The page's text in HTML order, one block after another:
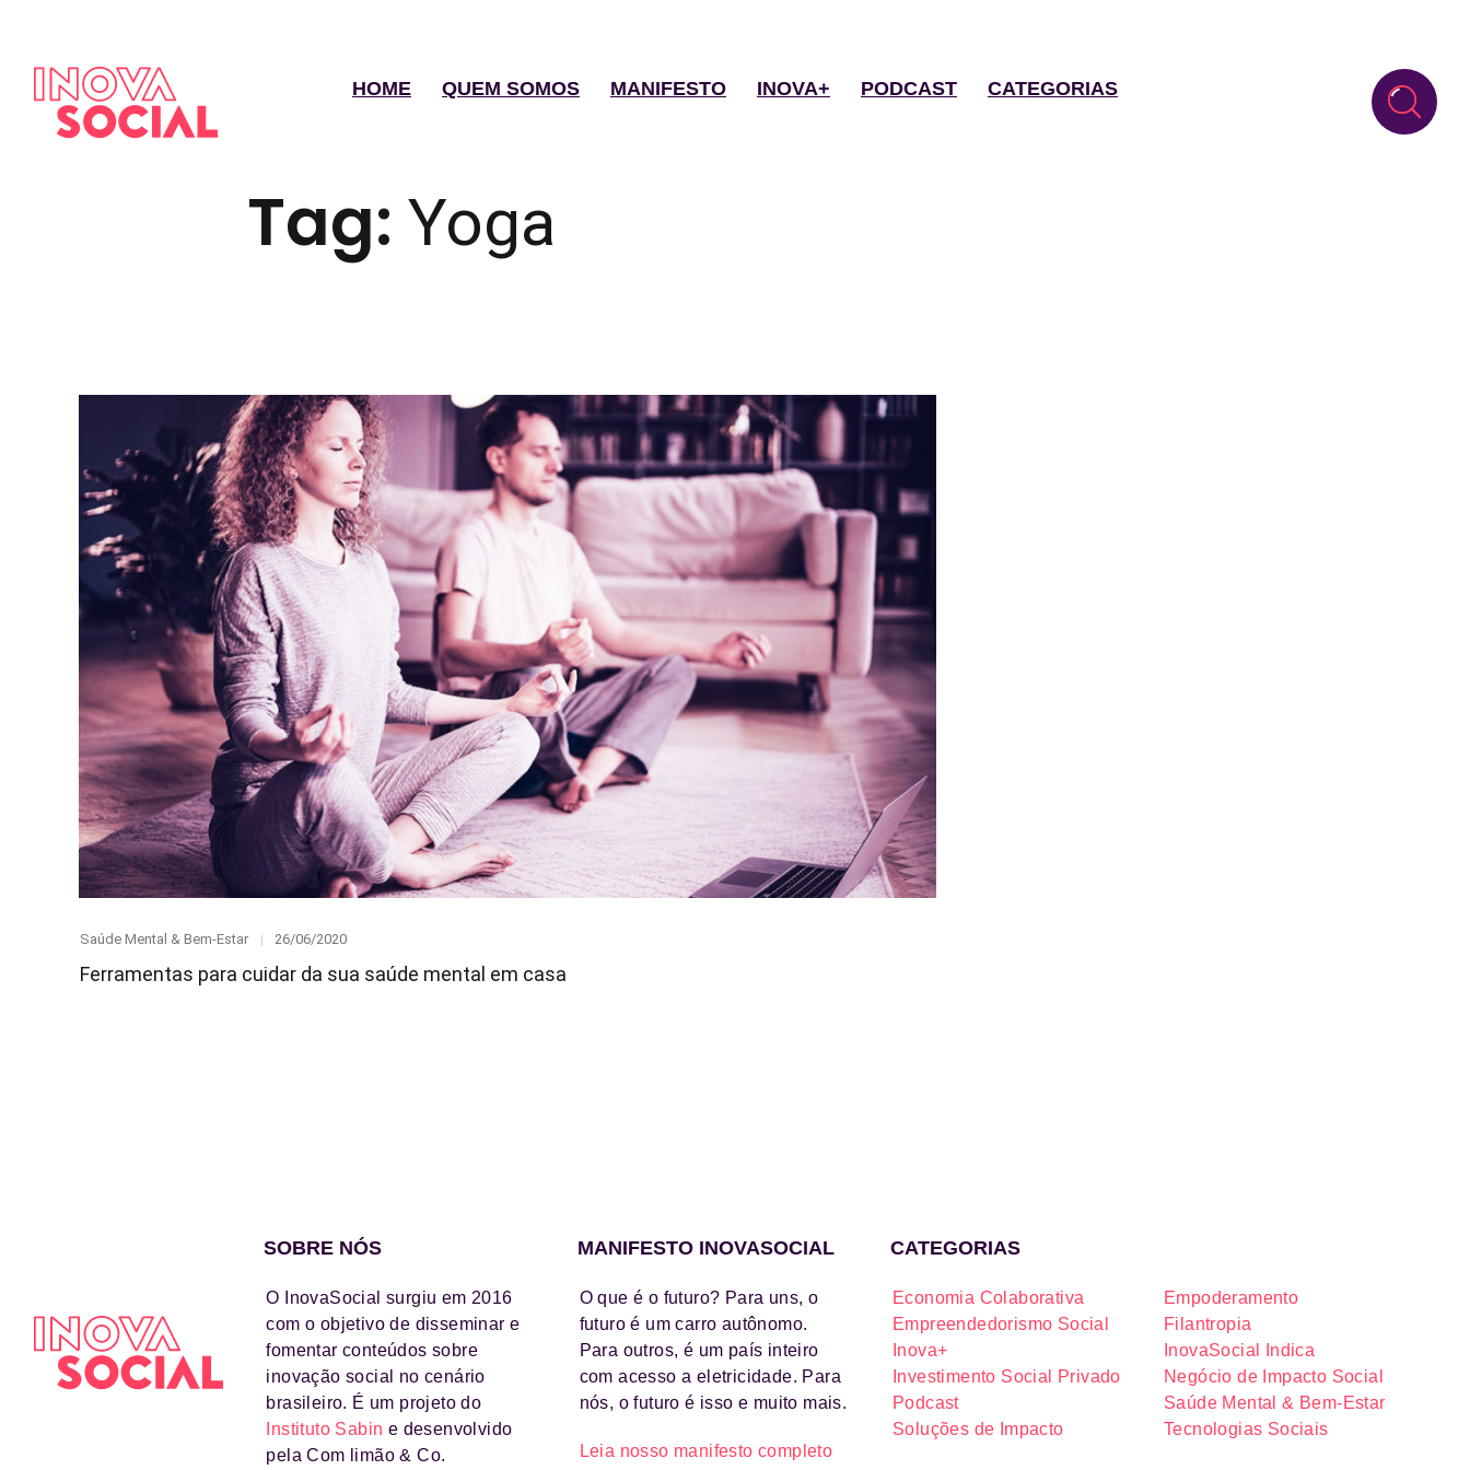
HOME QUEM SOMOS MANIFESTO INOVA+ PODCAST CATEGORIAS
Tag: Yoga
Category
Saúde Mental & Bem-Estar
Posted
26/06/2020
Ferramentas para cuidar da sua saúde mental em casa
SOBRE NÓS
O InovaSocial surgiu em 2016
com o objetivo de disseminar e
fomentar conteúdos sobre
inovação social no cenário
brasileiro. É um projeto do
Instituto Sabin e desenvolvido
pela Com limão & Co.
MANIFESTO INOVASOCIAL
O que é o futuro? Para uns, o
futuro é um carro autônomo.
Para outros, é um país inteiro
com acesso a eletricidade. Para
nós, o futuro é isso e muito mais.
Leia nosso manifesto completo
CATEGORIAS
Economia Colaborativa
Empoderamento
Empreendedorismo Social
Filantropia
Inova+
InovaSocial Indica
Investimento Social Privado
Negócio de Impacto Social
Podcast
Saúde Mental & Bem-Estar
Soluções de Impacto
Tecnologias Sociais